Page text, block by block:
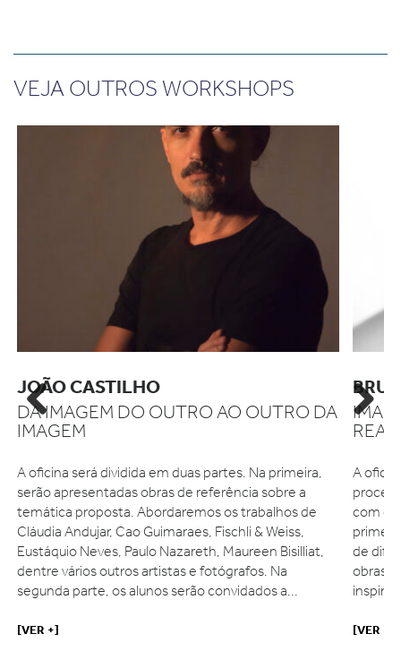
VEJA OUTROS WORKSHOPS
JOÃO CASTILHO
DA IMAGEM DO OUTRO AO OUTRO DA
IMAGEM
A oficina será dividida em duas partes. Na primeira,
serão apresentadas obras de referência sobre a
temática proposta. Abordaremos os trabalhos de
Cláudia Andujar, Cao Guimaraes, Fischli & Weiss,
Eustáquio Neves, Paulo Nazareth, Maureen Bisilliat,
dentre vários outros artistas e fotógrafos. Na
segunda parte, os alunos serão convidados a...
[VER +]
A
com os
de
obras
[VER +]
Previous Next